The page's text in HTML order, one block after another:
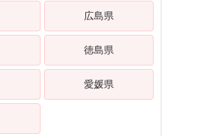
広島県
徳島県
愛媛県